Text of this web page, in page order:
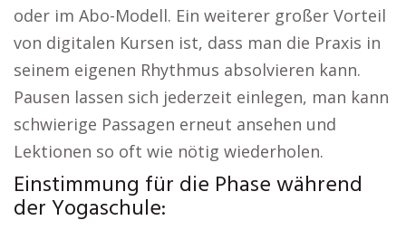
oder im Abo-Modell. Ein weiterer großer Vorteil
von digitalen Kursen ist, dass man die Praxis in
seinem eigenen Rhythmus absolvieren kann.
Pausen lassen sich jederzeit einlegen, man kann
schwierige Passagen erneut ansehen und
Lektionen so oft wie nötig wiederholen.
Einstimmung für die Phase während
der Yogaschule: